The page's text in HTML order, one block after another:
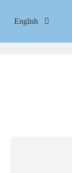
English